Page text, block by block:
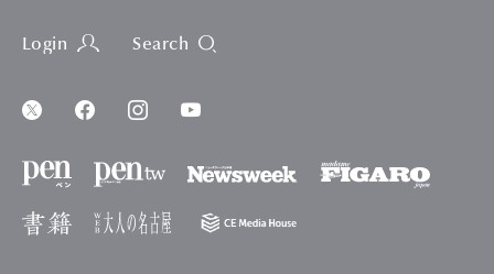
Login Search